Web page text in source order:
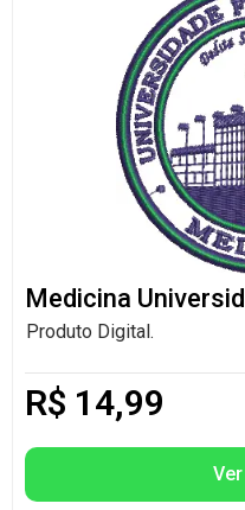
Medicina
Produto Digital.
R$ 14,99